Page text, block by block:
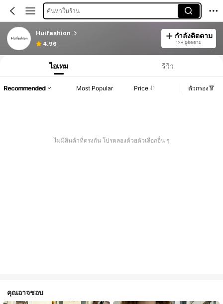
ค้นหาในร้าน
Huifashion
4.96
กำลังติดตาม
128 ผู้ติดตาม
ไอเทม รีวิว
Recommended Most Popular Price ตัวกรอง
ไม่มีสินค้าที่ตรงกัน โปรดลองด้วยตัวเลือกอื่น ๆ
คุณอาจชอบ